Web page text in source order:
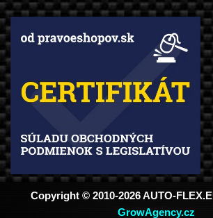
Copyright © 2010-2026 AUTO-
GrowAgency.cz